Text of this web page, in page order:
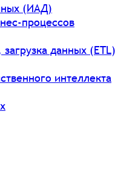
(ИАД)
процессов
данных (ETL)
интеллекта